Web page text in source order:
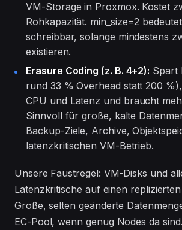
VM-Storage in Proxmox. Kostet
Rohkapazität. min_size=2
schreibbar, solange mindestens
existieren.
Erasure Coding (z. B. 4+2): Spart
rund 33 % Overhead statt 200
CPU und Latenz und braucht
Sinnvoll für große, kalte
Backup-Ziele, Archive,
latenzkritischen VM-Betrieb.
Unsere Faustregel: VM-Disks und
Latenzkritische auf einen
Große, selten geänderte
EC-Pool, wenn genug Nodes da